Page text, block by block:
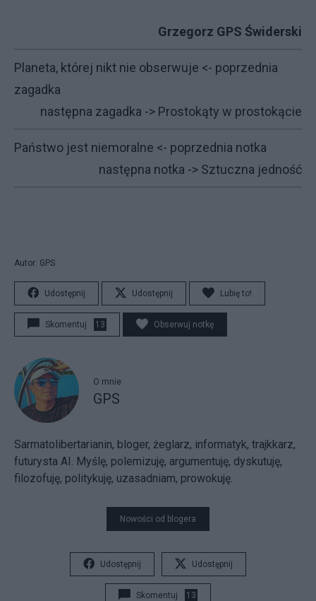
Grzegorz GPS Świderski
Planeta, której nikt nie obserwuje <- poprzednia
zagadka
następna zagadka -> Prostokąty w prostokącie
Państwo jest niemoralne <- poprzednia notka
następna notka -> Sztuczna jedność
Autor: GPS
Udostępnij Udostępnij Lubię to!
Skomentuj 13 Obserwuj notkę
O mnie
GPS
Sarmatolibertarianin, bloger, żeglarz, informatyk, trajkkarz,
futurysta AI. Myślę, polemizuję, argumentuję, dyskutuję,
filozofuję, politykuję, uzasadniam, prowokuję.
Nowości od blogera
Udostępnij Udostępnij
Skomentuj 13